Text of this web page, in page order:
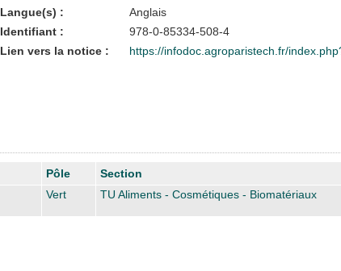
Langue(s) :
Anglais
Identifiant :
978-0-85334-508-4
Lien vers la notice :
https://infodoc.agroparistech.fr/
Pôle Section
Vert TU Aliments - Cosmétiques - Biomatériaux